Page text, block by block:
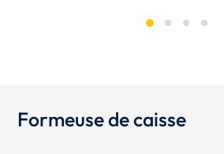
Formeuse de caisse